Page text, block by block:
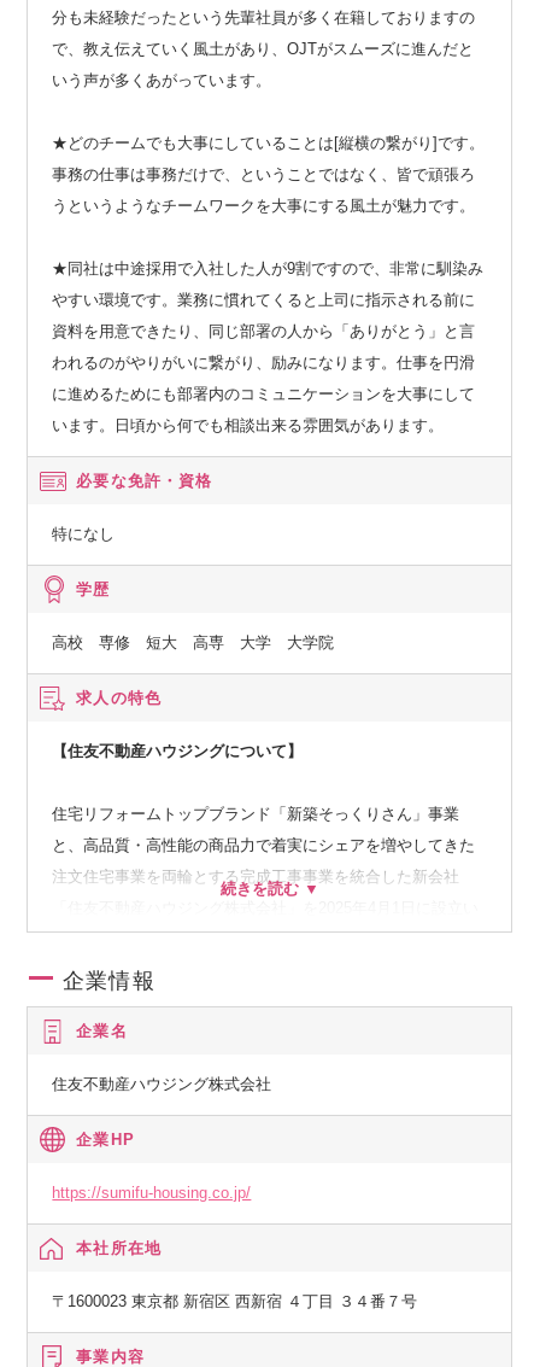
分も未経験だったという先輩社員が多く在籍しておりますの
で、教え伝えていく風土があり、OJTがスムーズに進んだと
いう声が多くあがっています。
★どのチームでも大事にしていることは[縦横の繋がり]です。
事務の仕事は事務だけで、ということではなく、皆で頑張ろ
うというようなチームワークを大事にする風土が魅力です。
★同社は中途採用で入社した人が9割ですので、非常に馴染み
やすい環境です。業務に慣れてくると上司に指示される前に
資料を用意できたり、同じ部署の人から「ありがとう」と言
われるのがやりがいに繋がり、励みになります。仕事を円滑
に進めるためにも部署内のコミュニケーションを大事にして
います。日頃から何でも相談出来る雰囲気があります。
必要な免許・資格
特になし
学歴
高校 専修 短大 高専 大学 大学院
求人の特色
【住友不動産ハウジングについて】
住宅リフォームトップブランド「新築そっくりさん」事業
と、高品質・高性能の商品力で着実にシェアを増やしてきた
注文住宅事業を両輪とする完成工事事業を統合した新会社
当社は、国内屈指の大規模リフォームと注文住宅の融合によ
築住宅と今後拡大が期待される既存住宅マーケットでのさら
事業間口を拡大してまいります。
そして、大工棟梁など施工パートナーと更なる関係強化を図
を目指してまいります。
【リフォーム事業「新築そっくりさん」について】
新築そっくりに生まれ変わる大規模リフォームです。1996
企業情報
企業名
住友不動産ハウジング株式会社
企業HP
https://sumifu-housing.co.jp/
本社所在地
〒1600023 東京都 新宿区 西新宿 ４丁目 ３４番７号
事業内容